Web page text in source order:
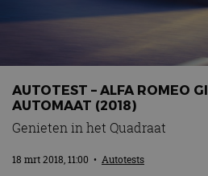
AUTOTEST – ALFA ROMEO
AUTOMAAT (2018)
Genieten in het Quadraat
18 mrt 2018, 11:00 • Autotests